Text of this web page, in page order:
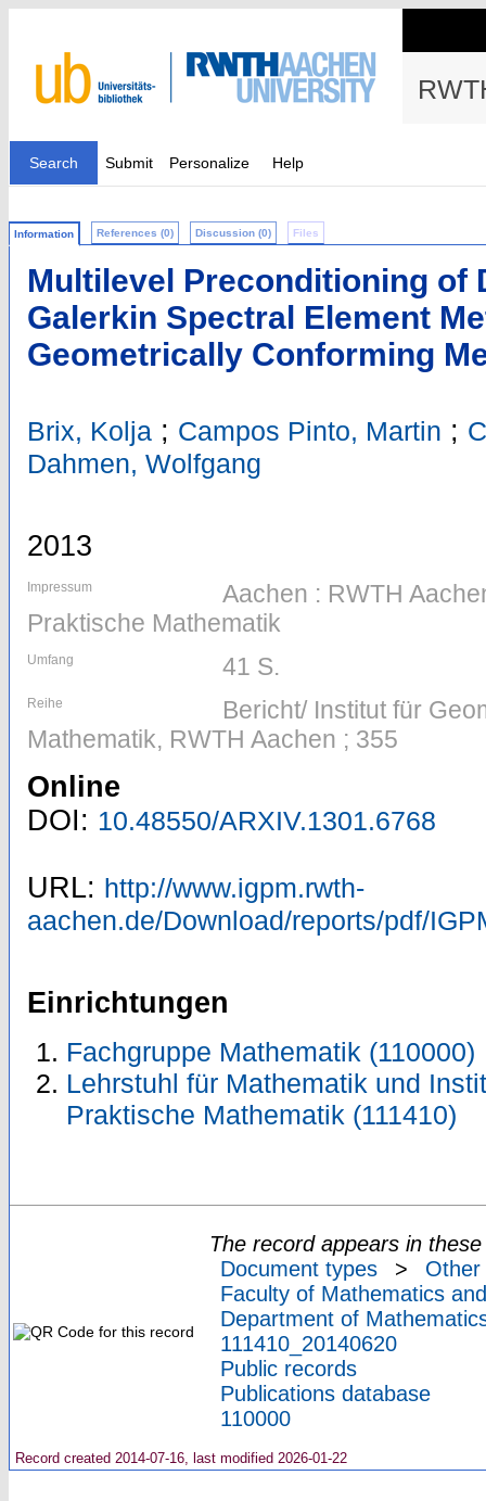
Search Submit Personalize Help
Information References (0) Discussion (0) Files
Multilevel Preconditioning of
Galerkin Spectral Element
Geometrically Conforming
Brix, Kolja ; Campos Pinto, Martin ;
Dahmen, Wolfgang
2013
Impressum
Aachen : RWTH
Praktische Mathematik
Umfang 41 S.
Reihe
Bericht/ Institut für
Mathematik, RWTH Aachen ; 355
Online
DOI: 10.48550/ARXIV.1301.6768
URL: http://www.igpm.rwth-
aachen.de/Download/reports/pdf/
Einrichtungen
Fachgruppe Mathematik (110000)
Lehrstuhl für Mathematik und
Praktische Mathematik (111410)
The record appears in
Document types
>
Other
Faculty of Mathematics
Department of
111410_20140620
Public records
Publications database
110000
Record created 2014-07-16, last modified 2026-01-22